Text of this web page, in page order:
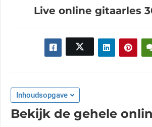
Live online gitaarles
Inhoudsopgave
Bekijk de gehele